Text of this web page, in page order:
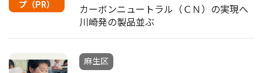
プ（PR）
カーボンニュートラル（ＣＮ）の実現へ
川崎発の製品並ぶ
麻生区